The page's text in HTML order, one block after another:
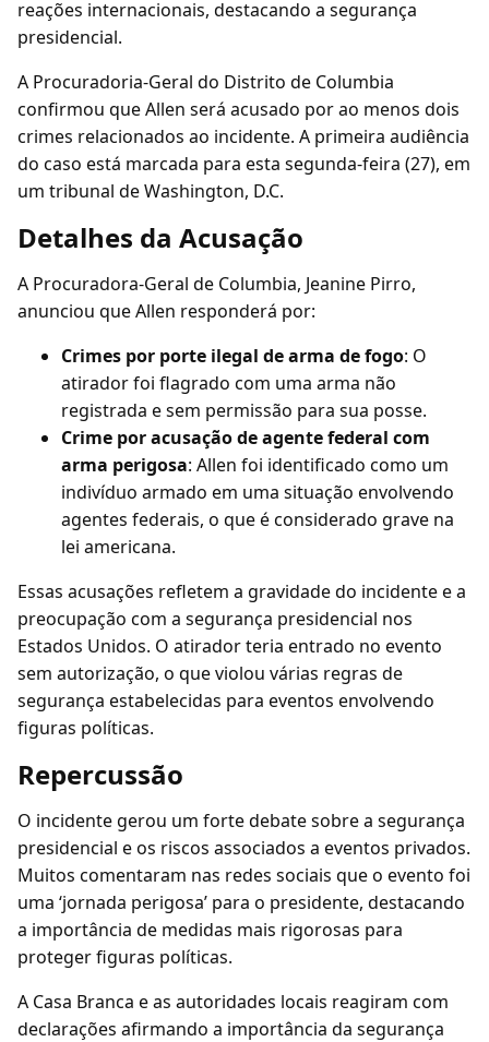
reações internacionais, destacando a segurança
presidencial.
A Procuradoria-Geral do Distrito de Columbia
confirmou que Allen será acusado por ao menos dois
crimes relacionados ao incidente. A primeira audiência
do caso está marcada para esta segunda-feira (27), em
um tribunal de Washington, D.C.
Detalhes da Acusação
A Procuradora-Geral de Columbia, Jeanine Pirro,
anunciou que Allen responderá por:
Crimes por porte ilegal de arma de fogo: O
atirador foi flagrado com uma arma não
registrada e sem permissão para sua posse.
Crime por acusação de agente federal com
arma perigosa: Allen foi identificado como um
indivíduo armado em uma situação envolvendo
agentes federais, o que é considerado grave na
lei americana.
Essas acusações refletem a gravidade do incidente e a
preocupação com a segurança presidencial nos
Estados Unidos. O atirador teria entrado no evento
sem autorização, o que violou várias regras de
segurança estabelecidas para eventos envolvendo
figuras políticas.
Repercussão
O incidente gerou um forte debate sobre a segurança
presidencial e os riscos associados a eventos privados.
Muitos comentaram nas redes sociais que o evento foi
uma ‘jornada perigosa’ para o presidente, destacando
a importância de medidas mais rigorosas para
proteger figuras políticas.
A Casa Branca e as autoridades locais reagiram com
declarações afirmando a importância da segurança